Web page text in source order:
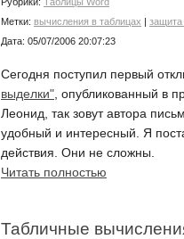
Метки: вычисления в таблицах | защита
Дата: 05/07/2006 20:07:23
Сегодня поступил первый
выделки" , опубликованный в
Леонид, так зовут автора
удобный и интересный. Я
действия. Они не сложны.
Читать полностью
Табличные